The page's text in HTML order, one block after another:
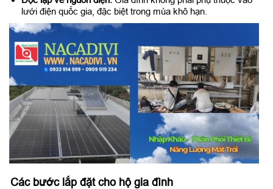
lưới điện quốc gia, đặc biệt trong mùa khô hạn.
Các bước lắp đặt cho hộ gia đình